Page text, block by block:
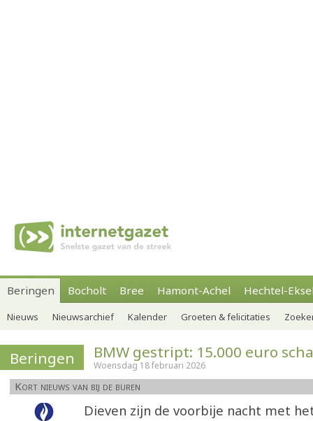
Beringen Bocholt Bree Hamont-Achel Hechtel-
Nieuws Nieuwsarchief Kalender Groeten & felicitaties
Beringen BMW gestript: 15.000 euro
Woensdag 18 februari 2026
Kort nieuws van bij de buren
Dieven zijn de voorbije nacht met